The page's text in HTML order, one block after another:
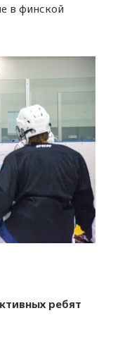
в финской
ребят